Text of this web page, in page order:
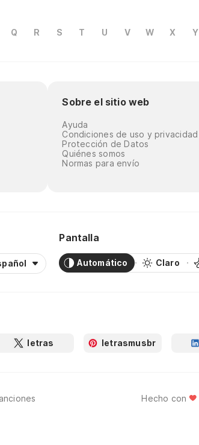
Q R S T U V W X Y
Sobre el sitio web
Ayuda
Condiciones de uso y privacidad
Protección de Datos
Quiénes somos
Normas para envío
Pantalla
Automático Claro
letras letrasmusbr
Hecho con